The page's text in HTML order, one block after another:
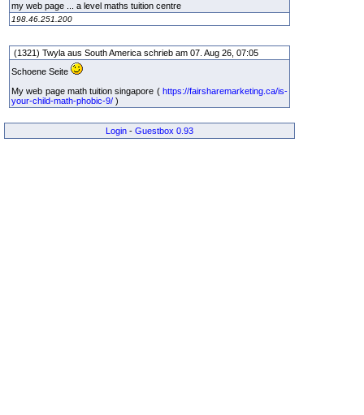
my web page ... a level maths tuition centre
198.46.251.200
(1321) Twyla aus South America schrieb am 07. Aug 26, 07:05
Schoene Seite
My web page math tuition singapore ( https://fairsharemarketing.ca/is-
your-child-math-phobic-9/ )
Login - Guestbox 0.93